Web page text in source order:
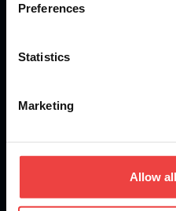
Preferences
Statistics
Marketing
Allow
Mantente al día de las
noticias del sector y otros